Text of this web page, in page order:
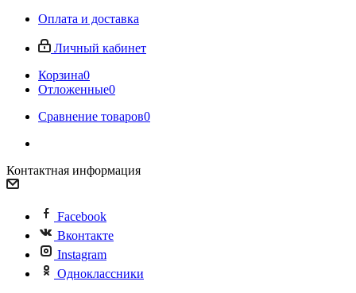
Оплата и доставка
Личный кабинет
Корзина0
Отложенные0
Сравнение товаров0
Контактная информация
Facebook
Вконтакте
Instagram
Одноклассники